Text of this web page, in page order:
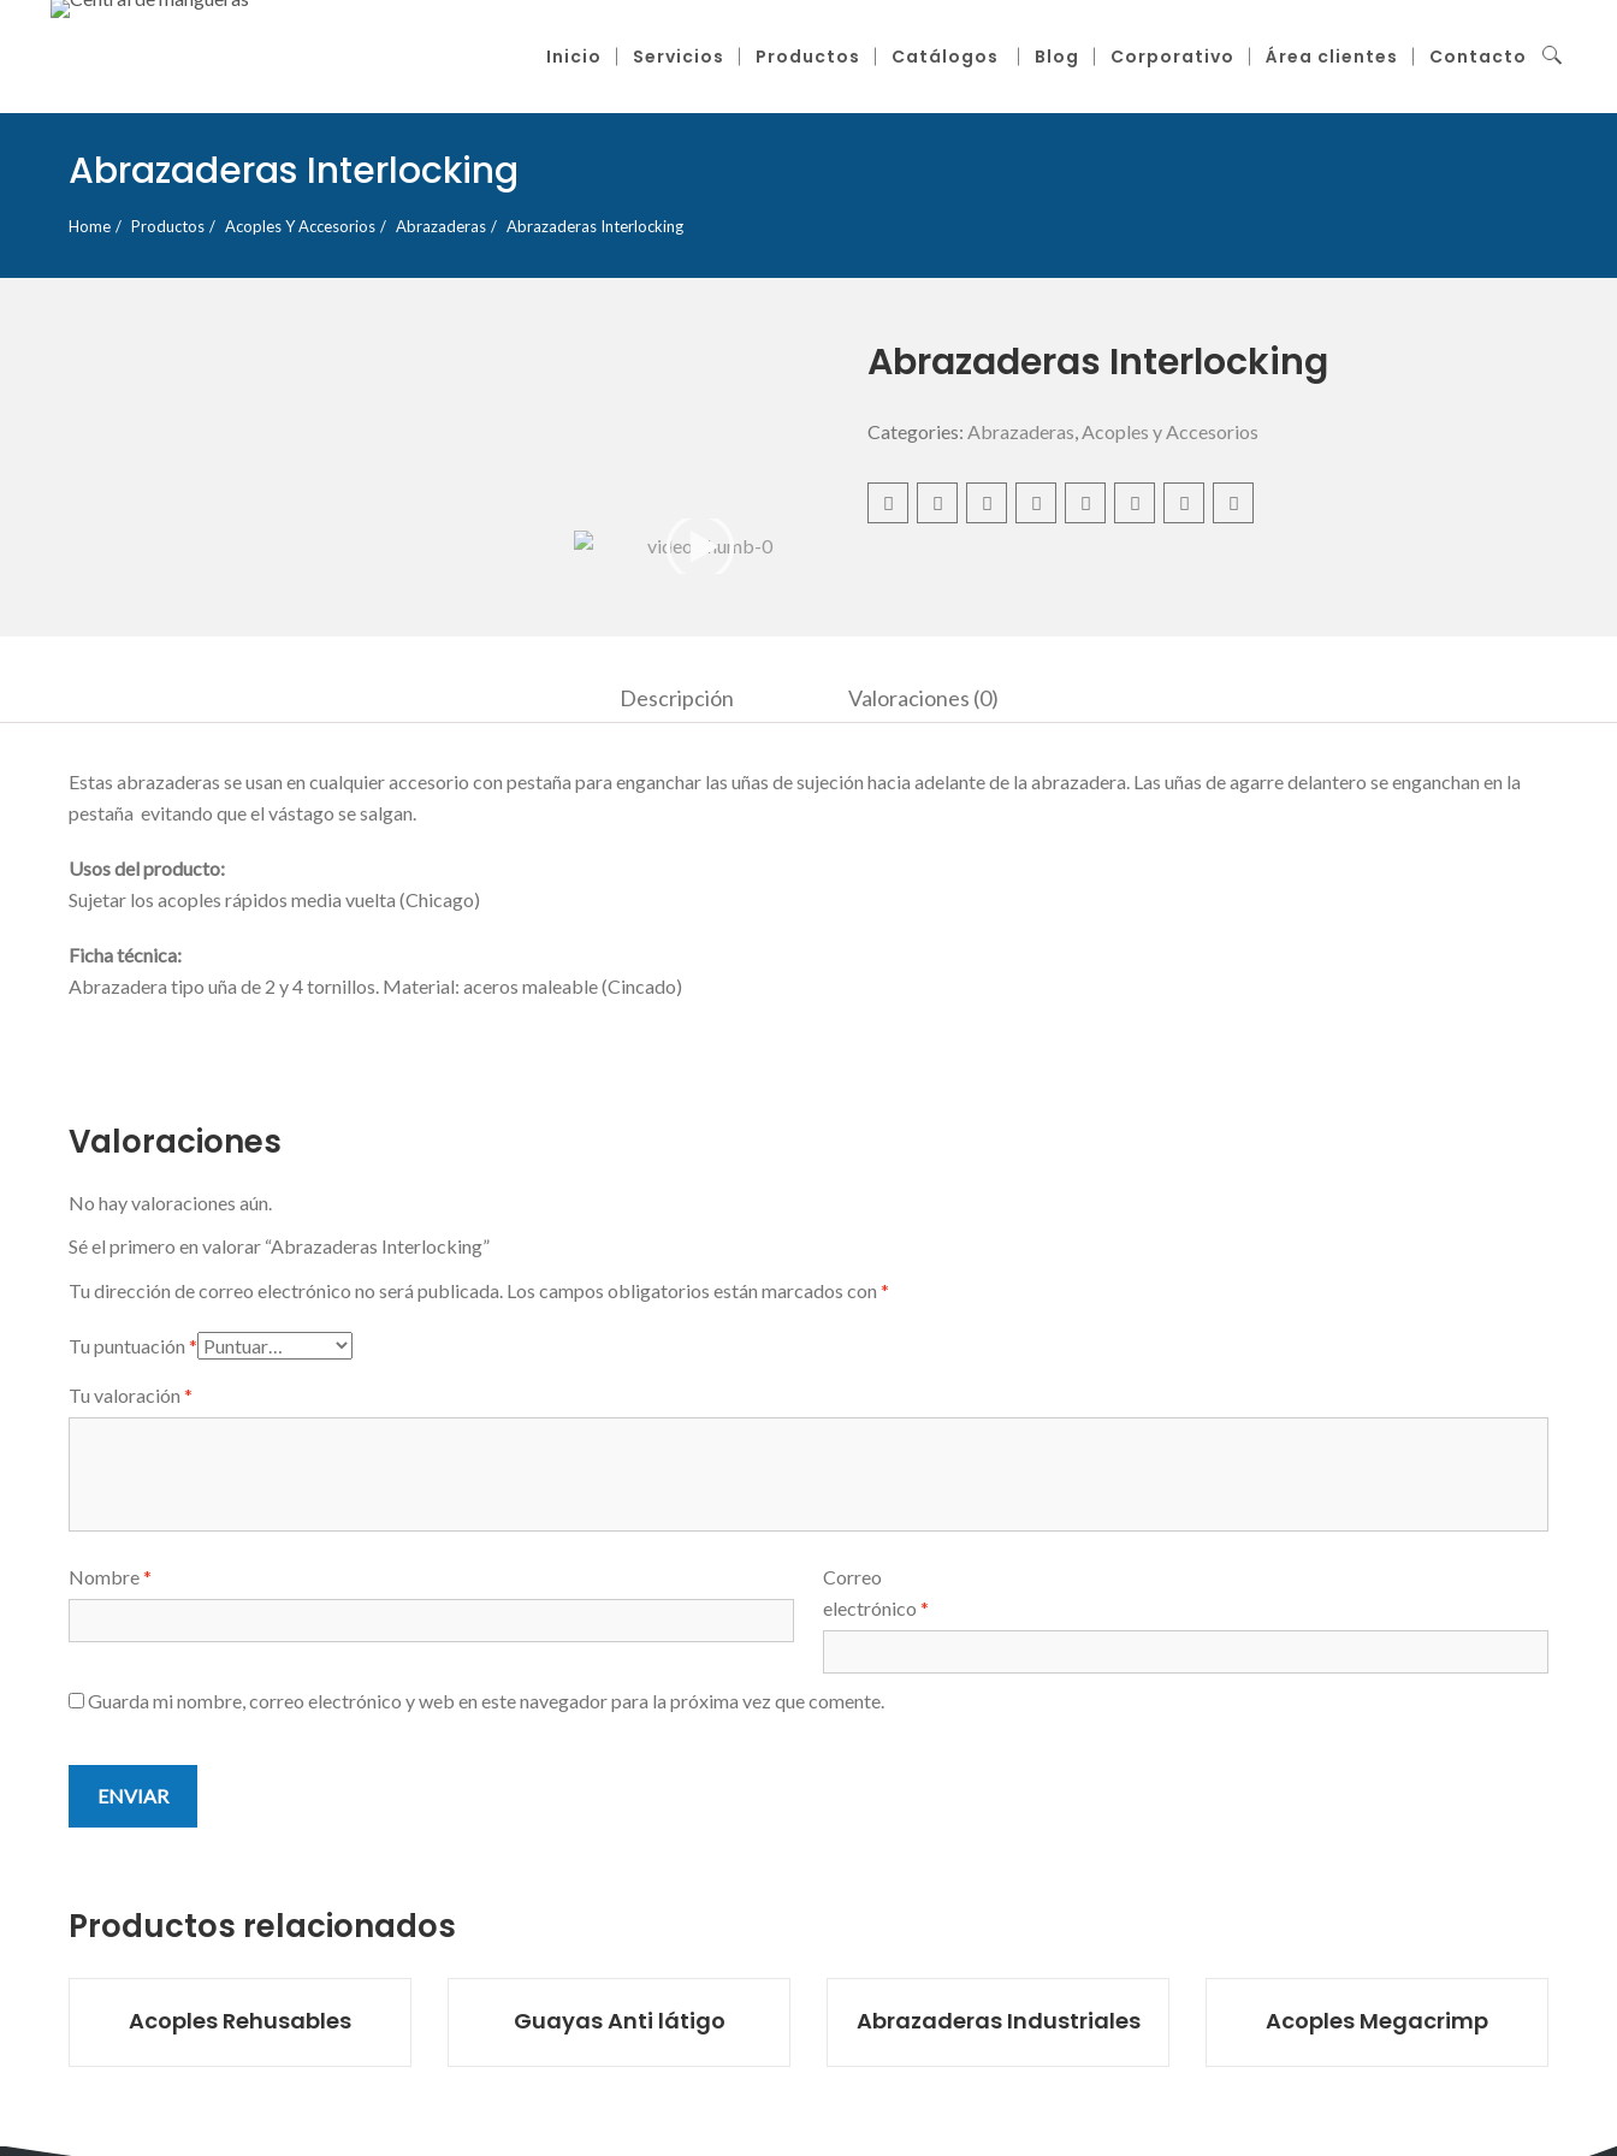
Inicio Servicios Productos Catálogos Blog Corporativo Área clientes Contacto
Abrazaderas Interlocking
Home Productos Acoples Y Accesorios Abrazaderas Abrazaderas Interlocking
Abrazaderas Interlocking
Categories:Abrazaderas,Acoples y Accesorios
Descripción Valoraciones (0)
Estas abrazaderas se usan en cualquier accesorio con pestaña para enganchar las uñas de sujeción hacia adelante de la abrazadera. Las uñas de agarre delantero se enganchan en la
pestaña evitando que el vástago se salgan.
Usos del producto:
Sujetar los acoples rápidos media vuelta (Chicago)
Ficha técnica:
Abrazadera tipo uña de 2 y 4 tornillos. Material: aceros maleable (Cincado)
Valoraciones
No hay valoraciones aún.
Sé el primero en valorar “Abrazaderas Interlocking”
Tu dirección de correo electrónico no será publicada. Los campos obligatorios están marcados con *
Tu puntuación *
Tu valoración *
Nombre*
Correo
electrónico*
Guarda mi nombre, correo electrónico y web en este navegador para la próxima vez que comente.
Productos relacionados
Acoples Rehusables Guayas Anti látigo Abrazaderas Industriales Acoples Megacrimp